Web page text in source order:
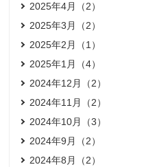
2025年4月（2）
2025年3月（2）
2025年2月（1）
2025年1月（4）
2024年12月（2）
2024年11月（2）
2024年10月（3）
2024年9月（2）
2024年8月（2）